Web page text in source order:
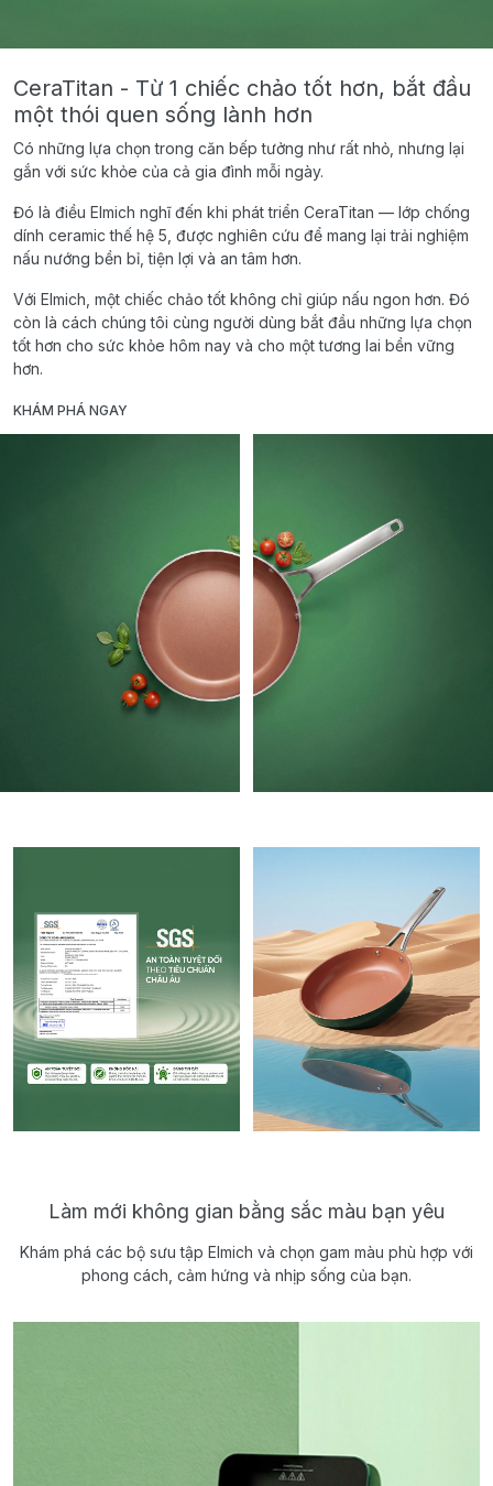
CeraTitan - Từ 1 chiếc chảo tốt hơn, bắt đầu
một thói quen sống lành hơn
Có những lựa chọn trong căn bếp tưởng như rất nhỏ, nhưng lại
gắn với sức khỏe của cả gia đình mỗi ngày.
Đó là điều Elmich nghĩ đến khi phát triển CeraTitan — lớp chống
dính ceramic thế hệ 5, được nghiên cứu để mang lại trải nghiệm
nấu nướng bền bỉ, tiện lợi và an tâm hơn.
Với Elmich, một chiếc chảo tốt không chỉ giúp nấu ngon hơn. Đó
còn là cách chúng tôi cùng người dùng bắt đầu những lựa chọn
tốt hơn cho sức khỏe hôm nay và cho một tương lai bền vững
hơn.
KHÁM PHÁ NGAY
Làm mới không gian bằng sắc màu bạn yêu
Khám phá các bộ sưu tập Elmich và chọn gam màu phù hợp với
phong cách, cảm hứng và nhịp sống của bạn.